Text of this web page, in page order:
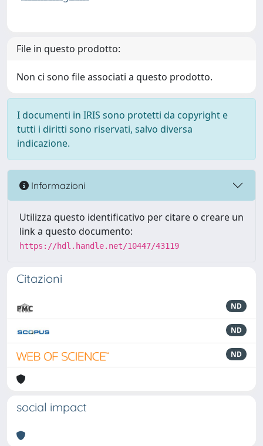
File in questo prodotto:
Non ci sono file associati a questo prodotto.
I documenti in IRIS sono protetti da copyright e
tutti i diritti sono riservati, salvo diversa
indicazione.
Informazioni
Utilizza questo identificativo per citare o creare un
link a questo documento:
https://hdl.handle.net/10447/43119
Citazioni
ND
ND
ND
social impact